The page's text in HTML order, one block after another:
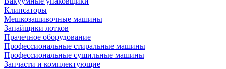
Клипсаторы
Мешкозашивочные машины
Запайщики лотков
Прачечное оборудование
Профессиональные стиральные машины
Профессиональные сушильные машины
Запчасти и комплектующие